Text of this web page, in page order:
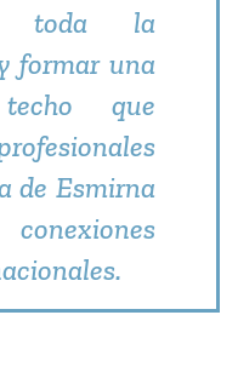
toda la
formar una
que
de Esmirna